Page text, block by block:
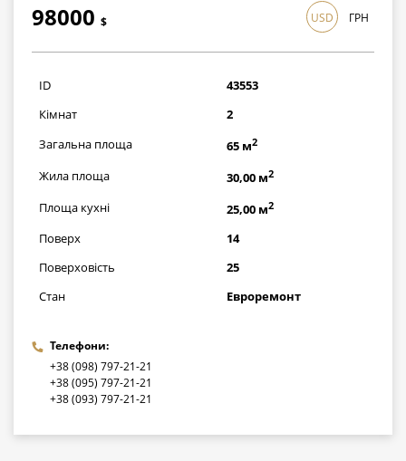
98000 $
2842000грн
USD ГРН
ID
43553
Кімнат
2
Загальна площа
65 м2
Жила площа 30,00 м2
Площа кухні 25,00 м2
Поверх
14
Поверховість
25
Стан
Евроремонт
Телефони:
+38 (098) 797-21-21
+38 (095) 797-21-21
+38 (093) 797-21-21